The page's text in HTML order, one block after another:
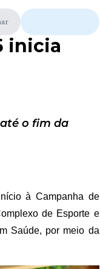
inicia
o fim da
à Campanha de
de Esporte e
Saúde, por meio da